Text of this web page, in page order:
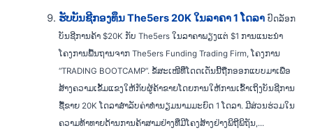
ຮັບບັນຊີກອງທຶນ The5ers 20K ໃນລາຄາ 1 ໂດລາ ປົດລັອກ
ບັນຊີການຄ້າ $20K ກັບ The5ers ໃນລາຄາພຽງແຕ່ $1 ການແນະນໍາ
ໂຄງການພື້ນຖານຈາກ The5ers Funding Trading Firm, ໂຄງການ
“TRADING BOOTCAMP”. ຂໍ້ສະເໜີທີ່ໂດດເດັ່ນນີ້ຖືກອອກແບບມາເພື່ອ
ສ້າງຄວາມເຂັ້ມແຂງໃຫ້ກັບຜູ້ຄ້າຂາຍໂດຍການໃຫ້ການເຂົ້າເຖິງບັນຊີການ
ຊື້ຂາຍ 20K ໂດລາສຳລັບຄ່າທຳນຽມນາມມະຍົດ 1 ໂດລາ. ມີສ່ວນຮ່ວມໃນ
ຄວາມທ້າທາຍດ້ານການຄ້າສາມຢ່າງທີ່ມີໂຄງສ້າງຢ່າງພິຖີພິຖັນ,...